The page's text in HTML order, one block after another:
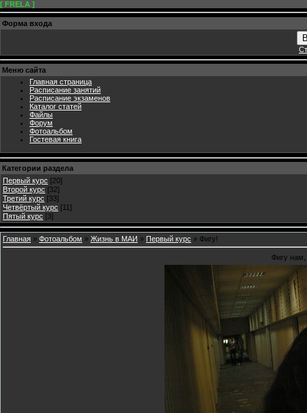
[ FRELA ]
Форма входа
Меню сайта
Главная страница
Расписание занятий
Расписание экзаменов
Каталог статей
Файлы
Форум
Фотоальбом
Гостевая книга
Категории раздела
Первый курс [20]
Второй курс [32]
Третий курс [33]
Четвёртый курс [11]
Пятый курс [3]
Главная » Фотоальбом » Жизнь в МАИ » Первый курс » Фигу!
Фигу нам,